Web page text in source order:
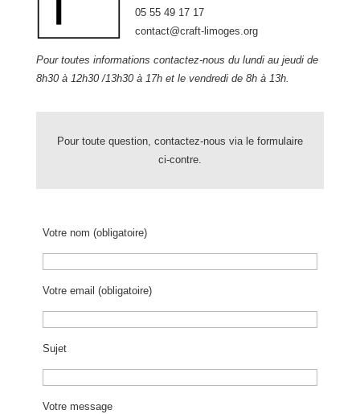
05 55 49 17 17
contact@craft-limoges.org
Pour toutes informations contactez-nous du lundi au jeudi de
8h30 à 12h30 /13h30 à 17h et le vendredi de 8h à 13h.
Pour toute question, contactez-nous via le formulaire
ci-contre.
Votre nom (obligatoire)
Votre email (obligatoire)
Sujet
Votre message